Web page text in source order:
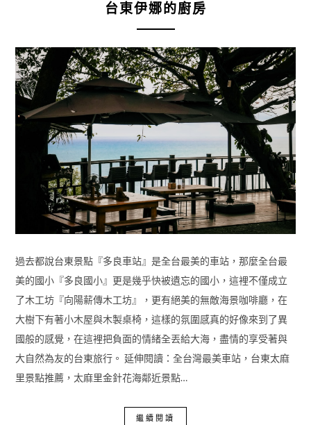
台東伊娜的廚房
過去都說台東景點『多良車站』是全台最美的車站，那麼全台最
美的國小『多良國小』更是幾乎快被遺忘的國小，這裡不僅成立
了木工坊『向陽薪傳木工坊』，更有絕美的無敵海景咖啡廳，在
大樹下有著小木屋與木製桌椅，這樣的氛圍感真的好像來到了異
國般的感覺，在這裡把負面的情緒全丟給大海，盡情的享受著與
大自然為友的台東旅行。 延伸閱讀：全台灣最美車站，台東太麻
里景點推薦，太麻里金針花海鄰近景點…
繼續閱讀